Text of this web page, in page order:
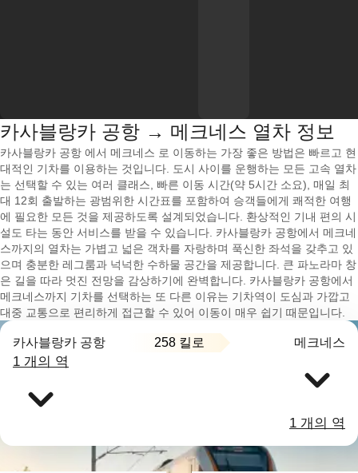
카사블랑카 공항 → 메크네스 열차 정보
카사블랑카 공항 에서 메크네스 로 이동하는 가장 좋은 방법은 빠르고 현
대적인 기차를 이용하는 것입니다. 도시 사이를 운행하는 모든 고속 열차
는 선택할 수 있는 여러 클래스, 빠른 이동 시간(약 5시간 소요), 매일 최
대 12회 출발하는 광범위한 시간표를 포함하여 승객들에게 쾌적한 여행
에 필요한 모든 것을 제공하도록 설계되었습니다. 환상적인 기내 편의 시
설도 타는 동안 서비스를 받을 수 있습니다. 카사블랑카 공항에서 메크네
스까지의 열차는 가볍고 넓은 객차를 자랑하며 푹신한 좌석을 갖추고 있
으며 충분한 레그룸과 넉넉한 수하물 공간을 제공합니다. 큰 파노라마 창
은 길을 따라 멋진 전망을 감상하기에 완벽합니다. 카사블랑카 공항에서
메크네스까지 기차를 선택하는 또 다른 이유는 기차역이 도심과 가깝고
대중 교통으로 편리하게 접근할 수 있어 이동이 매우 쉽기 때문입니다.
카사블랑카 공항 258 킬로 메크네스
1 개의 역
1 개의 역